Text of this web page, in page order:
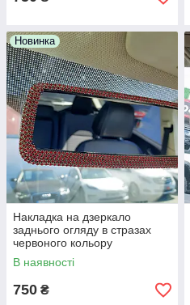
Новинка
Накладка на дзеркало
заднього огляду в стразах
червоного кольору
В наявності
750 ₴